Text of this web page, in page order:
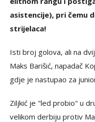
asistencije), pri čemu
strijelaca!
Isti broj golova, ali na
Maks Barišić, napadač
gdje je nastupao za
Ziljkić je "led probio" u
velikom derbiju protiv